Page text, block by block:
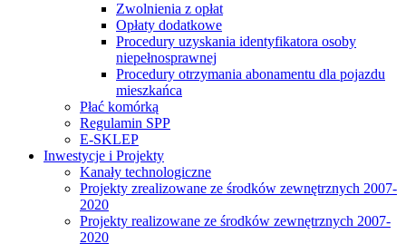
Zwolnienia z opłat
Opłaty dodatkowe
Procedury uzyskania identyfikatora osoby
niepełnosprawnej
Procedury otrzymania abonamentu dla pojazdu
mieszkańca
Płać komórką
Regulamin SPP
E-SKLEP
Inwestycje i Projekty
Kanały technologiczne
Projekty zrealizowane ze środków zewnętrznych 2007-
2020
Projekty realizowane ze środków zewnętrznych 2007-
2020